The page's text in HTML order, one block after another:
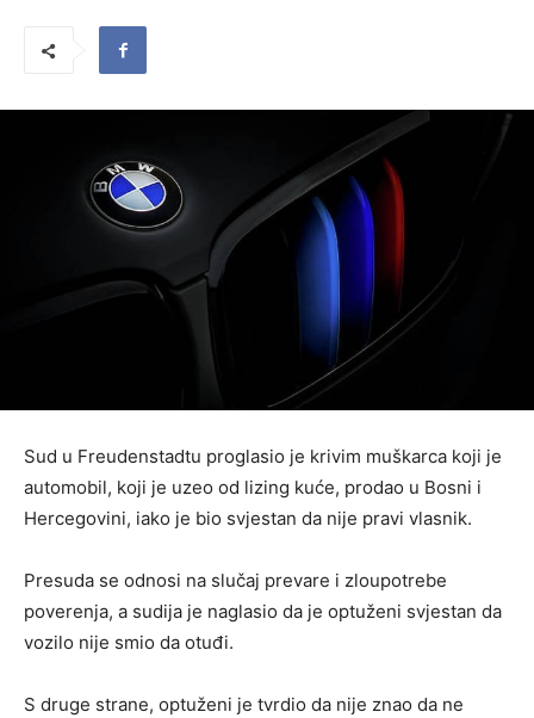
Sud u Freudenstadtu proglasio je krivim muškarca koji je
automobil, koji je uzeo od lizing kuće, prodao u Bosni i
Hercegovini, iako je bio svjestan da nije pravi vlasnik.
Presuda se odnosi na slučaj prevare i zloupotrebe
poverenja, a sudija je naglasio da je optuženi svjestan da
vozilo nije smio da otuđi.
S druge strane, optuženi je tvrdio da nije znao da ne